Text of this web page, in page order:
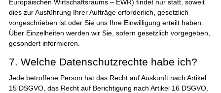
Europäischen Wirtschaftsraums – EWR) findet nur statt, soweit
dies zur Ausführung Ihrer Aufträge erforderlich, gesetzlich
vorgeschrieben ist oder Sie uns Ihre Einwilligung erteilt haben.
Über Einzelheiten werden wir Sie, sofern gesetzlich vorgegeben,
gesondert informieren.
7. Welche Datenschutzrechte habe ich?
Jede betroffene Person hat das Recht auf Auskunft nach Artikel
15 DSGVO, das Recht auf Berichtigung nach Artikel 16 DSGVO,